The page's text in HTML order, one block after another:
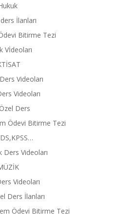
İlanları
Bitirme Tezi
Vİdeoları
Videoları
Videoları
Ders
Ödevi Bitirme Tezi
Videoları
Videoları
Ders İlanları
Ödevi Bitirme Tezi